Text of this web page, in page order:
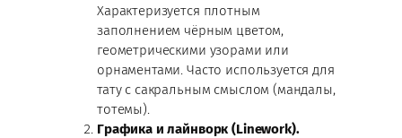
Характеризуется плотным
заполнением чёрным цветом,
геометрическими узорами или
орнаментами. Часто используется для
тату с сакральным смыслом (мандалы,
тотемы).
Графика и лайнворк (Linework).